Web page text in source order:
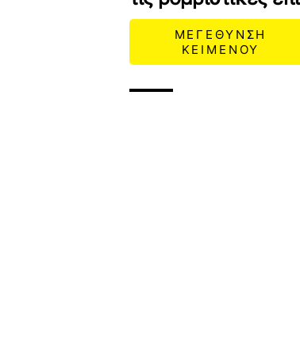
ΜΕΓΕΘΥΝΣΗ
ΚΕΙΜΕΝΟΥ